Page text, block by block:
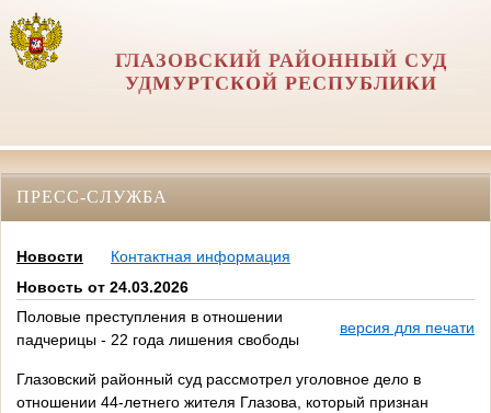
ГЛАЗОВСКИЙ РАЙОННЫЙ СУД
УДМУРТСКОЙ РЕСПУБЛИКИ
ПРЕСС-СЛУЖБА
Новости
Контактная информация
Новость от 24.03.2026
Половые преступления в отношении
падчерицы - 22 года лишения свободы
версия для печати
Глазовский районный суд рассмотрел уголовное дело в
отношении 44-летнего жителя Глазова, который признан